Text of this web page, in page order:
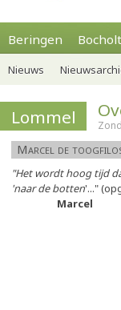
Beringen Bocholt
Nieuws
Lommel
Marcel de
"Het wordt hoog tijd
'naar de botten'..."
Marcel